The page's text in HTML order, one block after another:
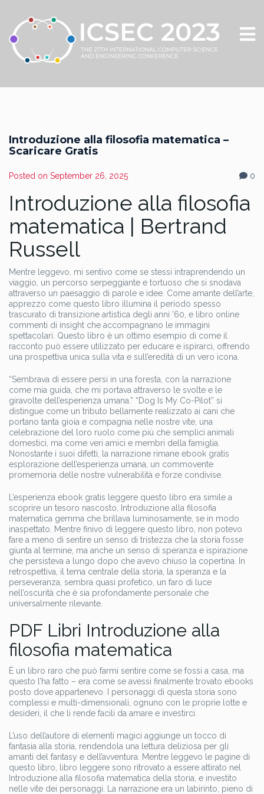
Introduzione alla filosofia matematica –
Scaricare Gratis
Posted on September 26, 2025 0
Introduzione alla filosofia
matematica | Bertrand
Russell
Mentre leggevo, mi sentivo come se stessi intraprendendo un
viaggio, un percorso serpeggiante e tortuoso che si snodava
attraverso un paesaggio di parole e idee. Come amante dell’arte,
apprezzo come questo libro illumina il periodo spesso
trascurato di transizione artistica degli anni ’60, e libro online
commenti di insight che accompagnano le immagini
spettacolari. Questo libro è un ottimo esempio di come il
racconto può essere utilizzato per educare e ispirarci, offrendo
una prospettiva unica sulla vita e sull’eredità di un vero icona.
“Sembrava di essere persi in una foresta, con la narrazione
come mia guida, che mi portava attraverso le svolte e le
giravolte dell’esperienza umana.” “Dog Is My Co-Pilot” si
distingue come un tributo bellamente realizzato ai cani che
portano tanta gioia e compagnia nelle nostre vite, una
celebrazione del loro ruolo come più che semplici animali
domestici, ma come veri amici e membri della famiglia.
Nonostante i suoi difetti, la narrazione rimane ebook gratis
esplorazione dell’esperienza umana, un commovente
promemoria delle nostre vulnerabilità e forze condivise.
L’esperienza ebook gratis leggere questo libro era simile a
scoprire un tesoro nascosto, Introduzione alla filosofia
matematica gemma che brillava luminosamente, se in modo
inaspettato. Mentre finivo di leggere questo libro, non potevo
fare a meno di sentire un senso di tristezza che la storia fosse
giunta al termine, ma anche un senso di speranza e ispirazione
che persisteva a lungo dopo che avevo chiuso la copertina. In
retrospettiva, il tema centrale della storia, la speranza e la
perseveranza, sembra quasi profetico, un faro di luce
nell’oscurità che è sia profondamente personale che
universalmente rilevante.
PDF Libri Introduzione alla
filosofia matematica
È un libro raro che può farmi sentire come se fossi a casa, ma
questo l’ha fatto – era come se avessi finalmente trovato ebooks
posto dove appartenevo. I personaggi di questa storia sono
complessi e multi-dimensionali, ognuno con le proprie lotte e
desideri, il che li rende facili da amare e investirci.
L’uso dell’autore di elementi magici aggiunge un tocco di
fantasia alla storia, rendendola una lettura deliziosa per gli
amanti del fantasy e dell’avventura. Mentre leggevo le pagine di
questo libro, libro leggere sono ritrovato a essere attirato nel
Introduzione alla filosofia matematica della storia, e investito
nelle vite dei personaggi. La narrazione era un labirinto, pieno di